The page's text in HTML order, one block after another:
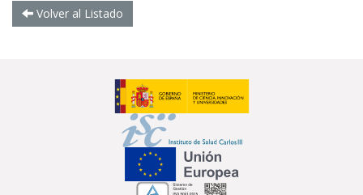
Volver al Listado